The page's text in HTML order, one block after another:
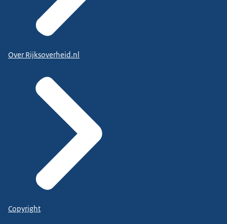
Over Rijksoverheid.nl
Copyright